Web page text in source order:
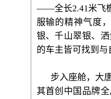
——全长2.41米飞
服输的精神气度
银、千山翠银、
的车主皆可找到与
步入座舱， 大
其首创中国品牌